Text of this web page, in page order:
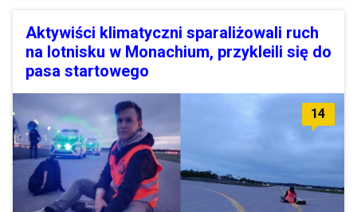
Aktywiści klimatyczni sparaliżowali ruch
na lotnisku w Monachium, przykleili się do
pasa startowego
14